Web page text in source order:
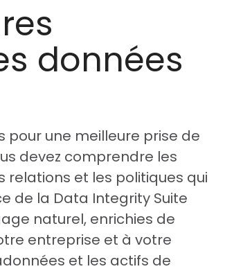
données
pour une meilleure prise de
devez comprendre les
relations et les politiques qui
de la Data Integrity Suite
naturel, enrichies de
entreprise et à votre
et les actifs de